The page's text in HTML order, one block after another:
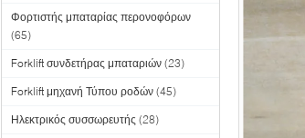
Φορτιστής μπαταρίας περονοφόρων
(65)
Forklift συνδετήρας μπαταριών (23)
Forklift μηχανή Τύπου ροδών (45)
Ηλεκτρικός συσσωρευτής (28)